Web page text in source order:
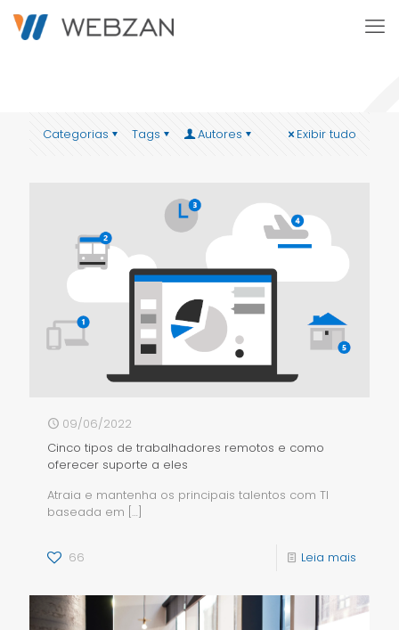
Categorias Tags Autores Exibir tudo
09/06/2022
Cinco tipos de trabalhadores remotos e como
oferecer suporte a eles
Atraia e mantenha os principais talentos com TI
baseada em […]
66 Leia mais